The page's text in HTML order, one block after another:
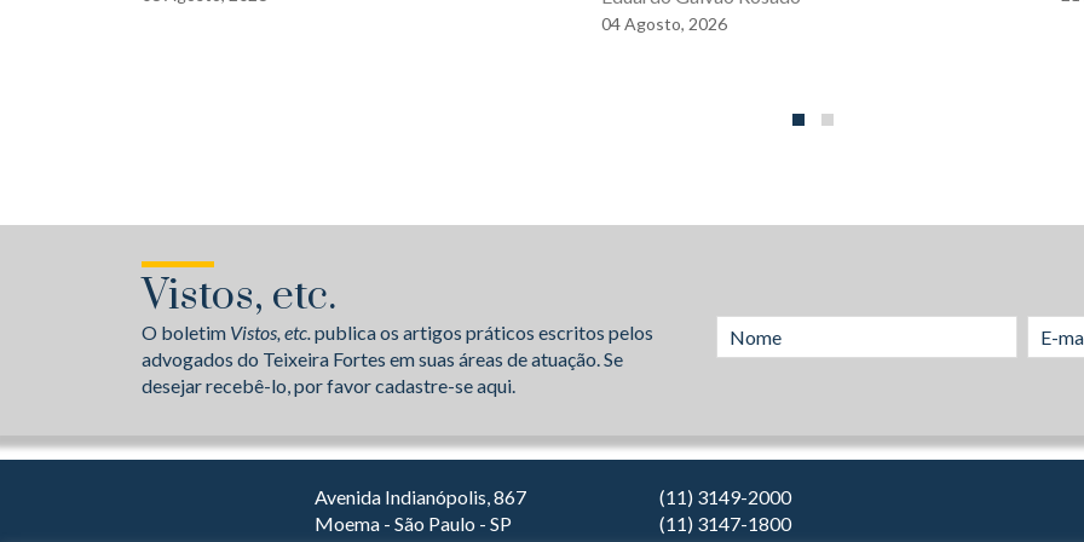
04Agosto, 2026
Vistos, etc.
O boletim Vistos, etc.publica os artigos práticos escritos pelos
advogados do Teixeira Fortes em suas áreas de atuação. Se
desejar recebê-lo, por favor cadastre-se aqui.
Avenida Indianópolis, 867
Moema - São Paulo - SP
(11) 3149-2000
(11) 3147-1800